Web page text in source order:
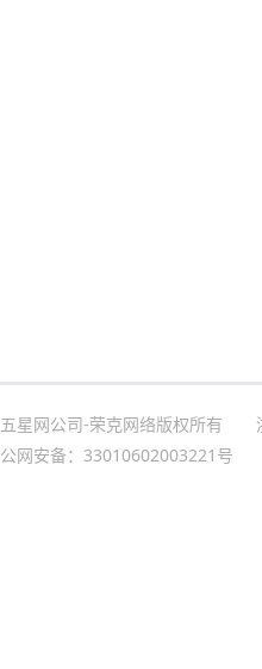
五星网公司-荣克网络版权所有
公网安备：33010602003221号